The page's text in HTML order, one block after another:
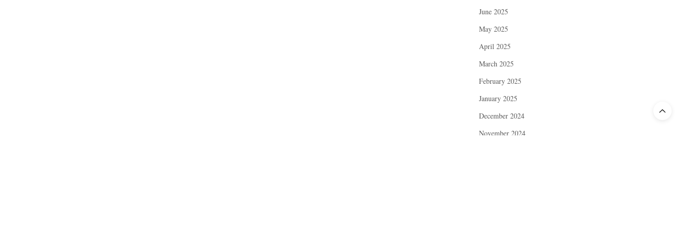
June 2025
May 2025
April 2025
March 2025
February 2025
January 2025
December 2024
November 2024